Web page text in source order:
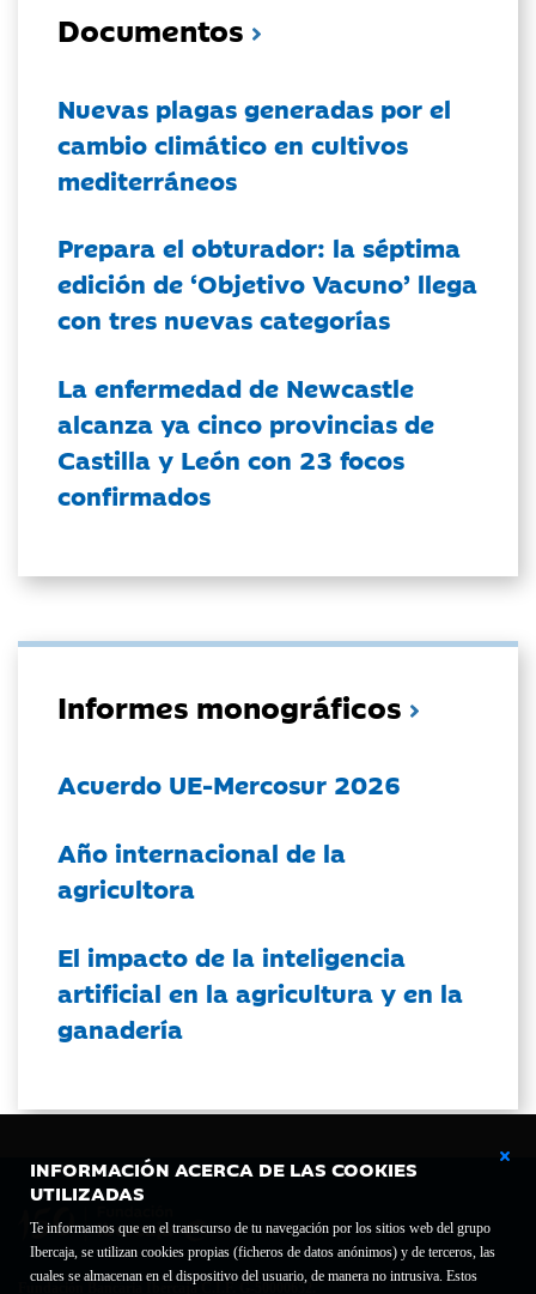
INFORMACIÓN ACERCA DE LAS COOKIES
UTILIZADAS
Te informamos que en el transcurso de tu navegación por los sitios web del grupo
Ibercaja, se utilizan cookies propias (ficheros de datos anónimos) y de terceros, las
cuales se almacenan en el dispositivo del usuario, de manera no intrusiva. Estos
Documentos
Nuevas plagas generadas por el
cambio climático en cultivos
mediterráneos
Prepara el obturador: la séptima
edición de ‘Objetivo Vacuno’ llega
con tres nuevas categorías
La enfermedad de Newcastle
alcanza ya cinco provincias de
Castilla y León con 23 focos
confirmados
Informes monográficos
Acuerdo UE-Mercosur 2026
Año internacional de la
agricultora
El impacto de la inteligencia
artificial en la agricultura y en la
ganadería
Fundación Bancaria Ibercaja C.I.F. G-50000652.